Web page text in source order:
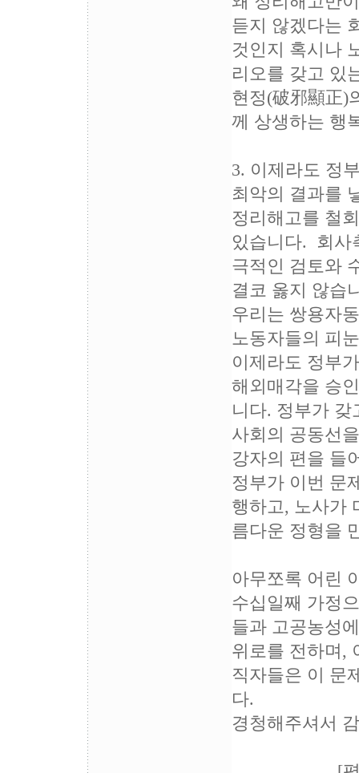
듣지 않겠다는
것인지 혹시나
리오를 갖고 있
현정(破邪顯正)
께 상생하는 행
3. 이제라도 정
최악의 결과를
정리해고를 철
있습니다. 회사
극적인 검토와
결코 옳지 않습
우리는 쌍용자
노동자들의 피
이제라도 정부
해외매각을 승
니다. 정부가
사회의 공동선
강자의 편을 들
정부가 이번 문
행하고, 노사가
름다운 정형을
아무쪼록 어린
수십일째 가정
들과 고공농성
위로를 전하며,
직자들은 이 문
다.
경청해주셔서